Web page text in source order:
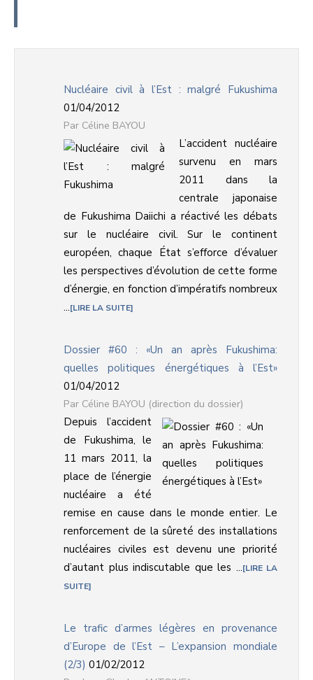
Nucléaire civil à l’Est : malgré Fukushima
01/04/2012
Céline BAYOU
L’accident nucléaire
survenu en mars
2011 dans la
centrale japonaise
de Fukushima Daiichi a réactivé les débats
sur le nucléaire civil. Sur le continent
européen, chaque État s’efforce d’évaluer
les perspectives d’évolution de cette forme
d’énergie, en fonction d’impératifs nombreux
... LIRE LA SUITE
Dossier #60 : «Un an après Fukushima:
quelles politiques énergétiques à l’Est»
01/04/2012
Céline BAYOU (direction du dossier)
Depuis l’accident
de Fukushima, le
11 mars 2011, la
place de l’énergie
nucléaire a été
remise en cause dans le monde entier. Le
renforcement de la sûreté des installations
nucléaires civiles est devenu une priorité
d’autant plus indiscutable que les ... LIRE LA
SUITE
Le trafic d’armes légères en provenance
d’Europe de l’Est – L’expansion mondiale
(2/3) 01/02/2012